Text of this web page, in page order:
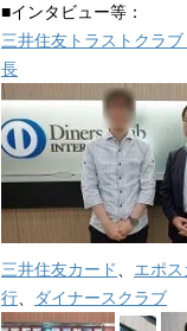
■インタビュー等：
三井住友トラストクラ
長
三井住友カード エポス
行
ダイナースクラブ